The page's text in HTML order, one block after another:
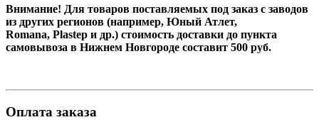
Внимание! Для товаров поставляемых под заказ с заводов
из других регионов (например, Юный Атлет,
Romana, Plastep и др.) стоимость доставки до пункта
самовывоза в Нижнем Новгороде составит 500 руб.
Оплата заказа